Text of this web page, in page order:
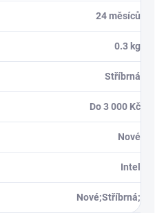
24 měsíců
0.3 kg
Stříbrná
Do 3 000 Kč
Nové
Intel
Nové;Stříbrná;